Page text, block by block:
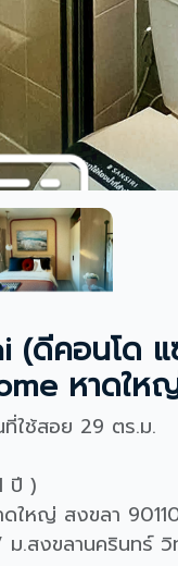
(ดีคอนโด
หาดให
ช้สอย 29 ตร.ม.
ปี )
ใหญ่ สงขลา
.สงขลานครินทร์